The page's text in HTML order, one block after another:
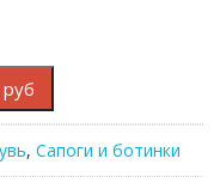
, Сапоги и ботинки